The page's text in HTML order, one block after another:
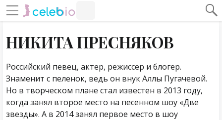
Навигация по сайту
НИКИТА ПРЕСНЯКОВ
Российский певец, актер, режиссер и блогер.
Знаменит с пеленок, ведь он внук Аллы Пугачевой.
Но в творческом плане стал известен в 2013 году,
когда занял второе место на песенном шоу «Две
звезды». А в 2014 занял первое место в шоу